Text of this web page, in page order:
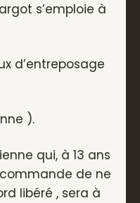
s’emploie à
d’entreposage
).
qui, à 13 ans
de ne
libéré , sera à